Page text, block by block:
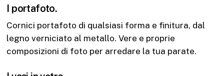
I portafoto.
Cornici portafoto di qualsiasi forma e finitura, dal
legno verniciato al metallo. Vere e proprie
composizioni di foto per arredare la tua parate.